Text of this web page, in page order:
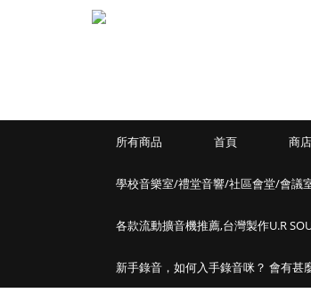
所有商品 首頁 商
學校音樂室/禮堂音響/社區會堂/會議
各款流動擴音機推薦,台灣製作U.R
新手錄音，如何入手錄音咪？ 會有甚